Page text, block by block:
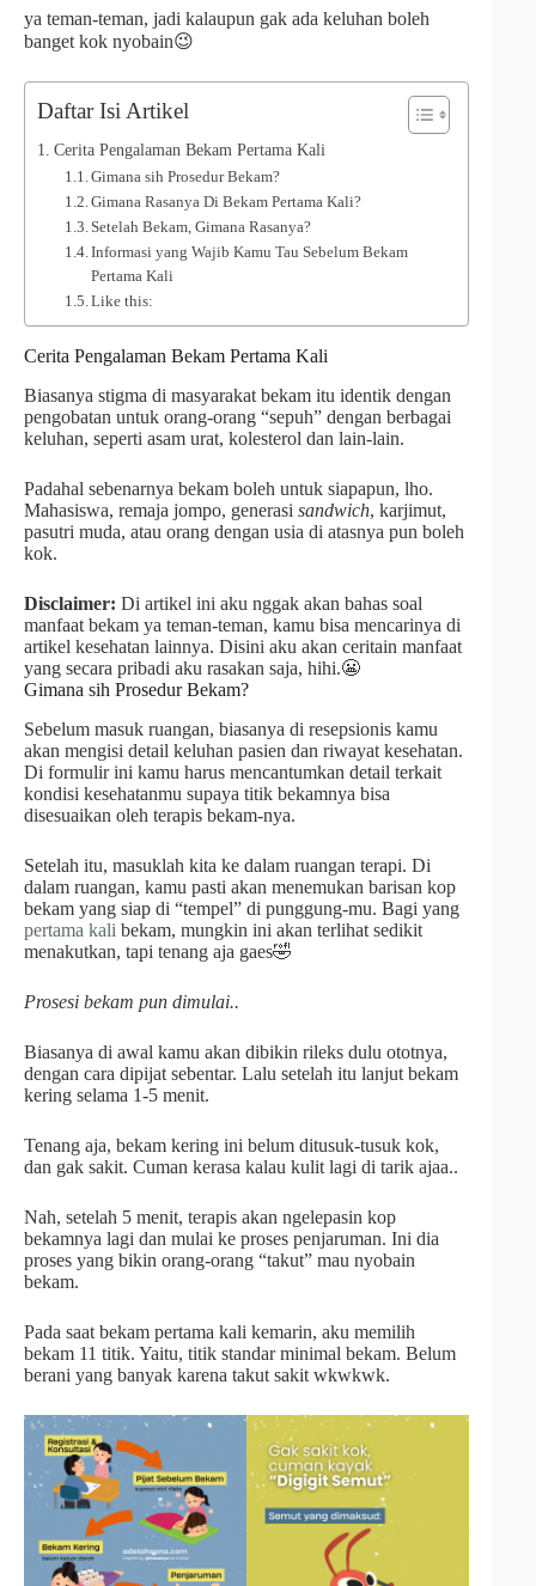
ya teman-teman, jadi kalaupun gak ada keluhan boleh
banget kok nyobain😉
Daftar Isi Artikel
Cerita Pengalaman Bekam Pertama Kali
Gimana sih Prosedur Bekam?
Gimana Rasanya Di Bekam Pertama Kali?
Setelah Bekam, Gimana Rasanya?
Informasi yang Wajib Kamu Tau Sebelum Bekam
Pertama Kali
Like this:
Cerita Pengalaman Bekam Pertama Kali
Biasanya stigma di masyarakat bekam itu identik dengan
pengobatan untuk orang-orang “sepuh” dengan berbagai
keluhan, seperti asam urat, kolesterol dan lain-lain.
Padahal sebenarnya bekam boleh untuk siapapun, lho.
Mahasiswa, remaja jompo, generasi sandwich, karjimut,
pasutri muda, atau orang dengan usia di atasnya pun boleh
kok.
Disclaimer: Di artikel ini aku nggak akan bahas soal
manfaat bekam ya teman-teman, kamu bisa mencarinya di
artikel kesehatan lainnya. Disini aku akan ceritain manfaat
yang secara pribadi aku rasakan saja, hihi.😬
Gimana sih Prosedur Bekam?
Sebelum masuk ruangan, biasanya di resepsionis kamu
akan mengisi detail keluhan pasien dan riwayat kesehatan.
Di formulir ini kamu harus mencantumkan detail terkait
kondisi kesehatanmu supaya titik bekamnya bisa
disesuaikan oleh terapis bekam-nya.
Setelah itu, masuklah kita ke dalam ruangan terapi. Di
dalam ruangan, kamu pasti akan menemukan barisan kop
bekam yang siap di “tempel” di punggung-mu. Bagi yang
pertama kali bekam, mungkin ini akan terlihat sedikit
menakutkan, tapi tenang aja gaes🤣
Prosesi bekam pun dimulai..
Biasanya di awal kamu akan dibikin rileks dulu ototnya,
dengan cara dipijat sebentar. Lalu setelah itu lanjut bekam
kering selama 1-5 menit.
Tenang aja, bekam kering ini belum ditusuk-tusuk kok,
dan gak sakit. Cuman kerasa kalau kulit lagi di tarik ajaa..
Nah, setelah 5 menit, terapis akan ngelepasin kop
bekamnya lagi dan mulai ke proses penjaruman. Ini dia
proses yang bikin orang-orang “takut” mau nyobain
bekam.
Pada saat bekam pertama kali kemarin, aku memilih
bekam 11 titik. Yaitu, titik standar minimal bekam. Belum
berani yang banyak karena takut sakit wkwkwk.